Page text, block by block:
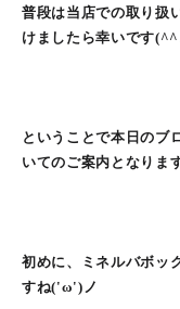
普段は当店での取り扱
けましたら幸いです
ということで本日のブ
いてのご案内となりま
初めに、ミネルバボッ
すね('ω')ノ